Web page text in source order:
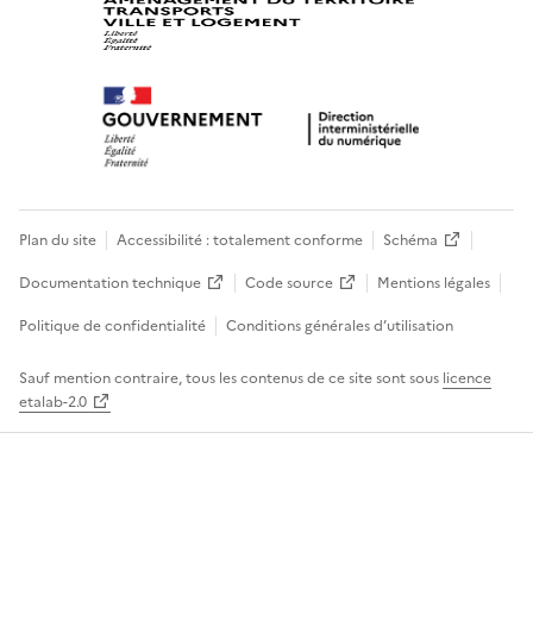
Plan du site Accessibilité : totalement conforme
Schéma
Documentation technique
Code source
Mentions légales
Politique de confidentialité
Conditions générales d’utilisation
Sauf mention contraire, tous les contenus de ce site sont sous licence
etalab-2.0